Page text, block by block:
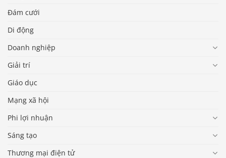
Đám cưới
Di động
Doanh nghiệp
Giải trí
Giáo dục
Mạng xã hội
Phi lợi nhuận
Sáng tạo
Thương mại điện tử